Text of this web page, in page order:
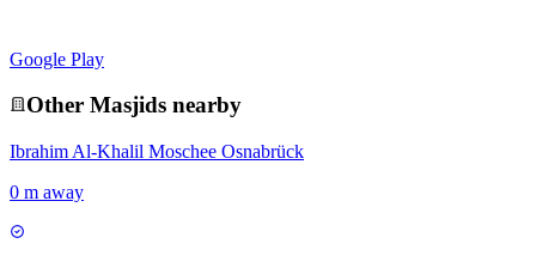
Google Play
Other Masjids nearby
Ibrahim Al-Khalil Moschee Osnabrück
0 m away